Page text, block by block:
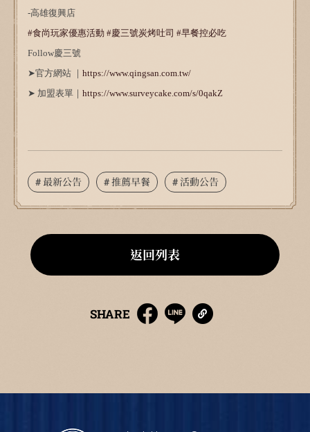
-高雄復興店
#食尚玩家優惠活動 #慶三號炭烤吐司 #早餐控必吃
Follow慶三號
➤官方網站 ｜ https://www.qingsan.com.tw/
➤ 加盟表單｜ https://www.surveycake.com/s/0qakZ
# 最新公告 # 推薦早餐 # 活動公告
返回列表
SHARE